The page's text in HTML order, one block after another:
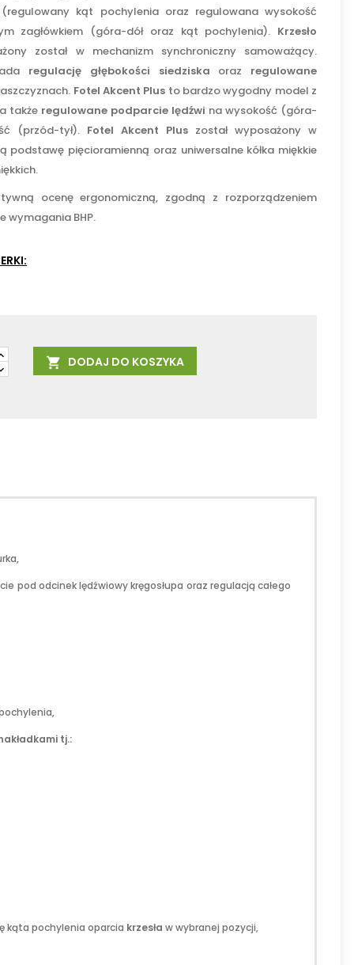
kąt pochylenia oraz regulowana wysokość
zagłówkiem (góra-dół oraz kąt pochylenia). Krzesło
został w mechanizm synchroniczny samoważący.
regulację głębokości siedziska oraz regulowane
Fotel Akcent Plus to bardzo wygodny model z
także regulowane podparcie lędźwi na wysokość (góra-
(przód-tył). Fotel Akcent Plus został wyposażony w
podstawę pięcioramienną oraz uniwersalne kółka miękkie
ocenę ergonomiczną, zgodną z rozporządzeniem
wymagania BHP.
 DODAJ DO KOSZYKA
pod odcinek lędźwiowy kręgosłupa oraz regulacją całego
tj.:
kąta pochylenia oparcia krzesła w wybranej pozycji,